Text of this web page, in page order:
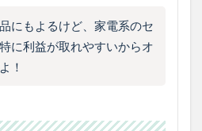
にもよるけど、家電系のセ
に利益が取れやすいからオ
！